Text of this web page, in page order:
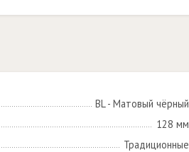
BL - Матовый чёрный
128 мм
Традиционные